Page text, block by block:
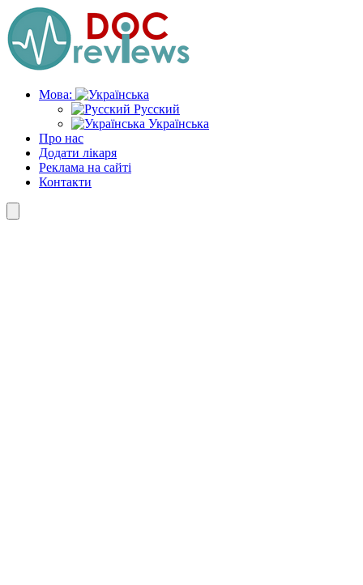
Skip
to
the
content
Мова:
Русский
Українська
Про нас
Додати лікаря
Реклама на сайті
Контакти